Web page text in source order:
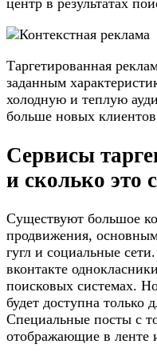
центр в результатах
Таргетированная
заданным
холодную и теплую
больше новых
Сервисы
и сколько это
Существуют большое
продвижения,
гугл и социальные
вконтакте
поисковых системах.
будет доступна только
Специальные посты с
отображающие в ленте